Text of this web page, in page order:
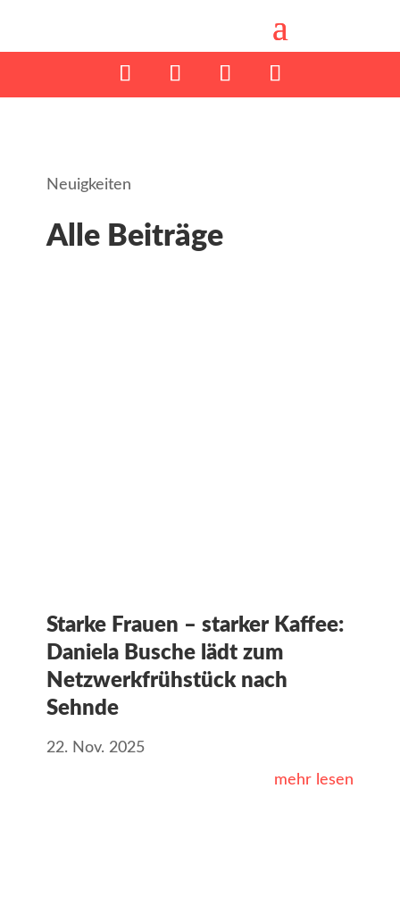
Neuigkeiten
Alle Beiträge
Starke Frauen – starker Kaffee:
Daniela Busche lädt zum
Netzwerkfrühstück nach
Sehnde
22. Nov. 2025
mehr lesen